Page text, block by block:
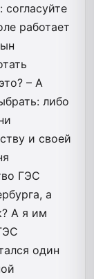
согласуйте
работает
– А
либо
и своей
ГЭС
а
А я им
один